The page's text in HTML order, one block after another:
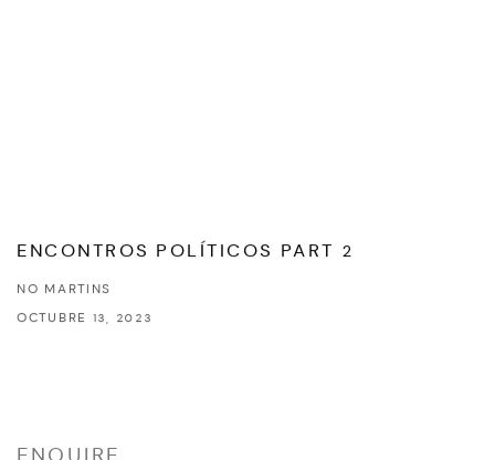
ENCONTROS POLÍTICOS PART 2
NO MARTINS
OCTUBRE 13, 2023
ENQUIRE